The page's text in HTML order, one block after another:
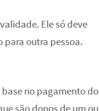
Ele só deve
outra pessoa.
base no pagamento do